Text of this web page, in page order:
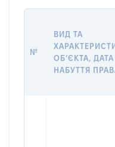
№
ВИД ТА
ОБʼЄКТА, ДАТА
НАБУТТЯ